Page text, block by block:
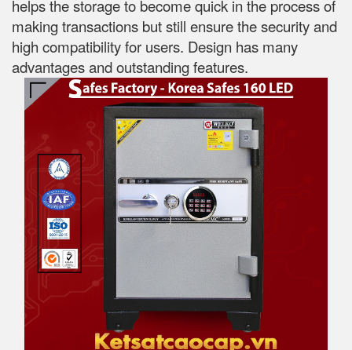
helps the storage to become quick in the process of
making transactions but still ensure the security and
high compatibility for users. Design has many
advantages and outstanding features.